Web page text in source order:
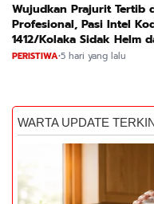
Wujudkan Prajurit Tertib
Profesional, Pasi Intel
1412/Kolaka Sidak Helm
Kendaraan
PERISTIWA•5 hari yang lalu